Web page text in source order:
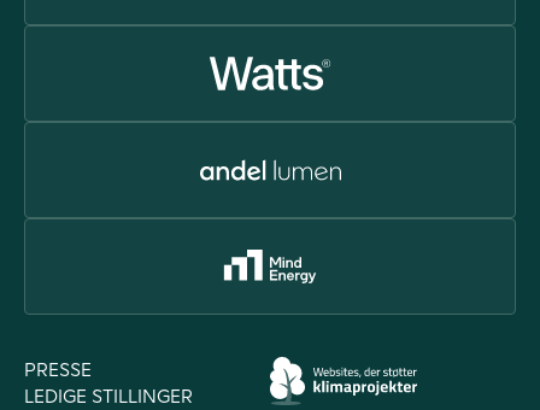
PRESSE
LEDIGE STILLINGER